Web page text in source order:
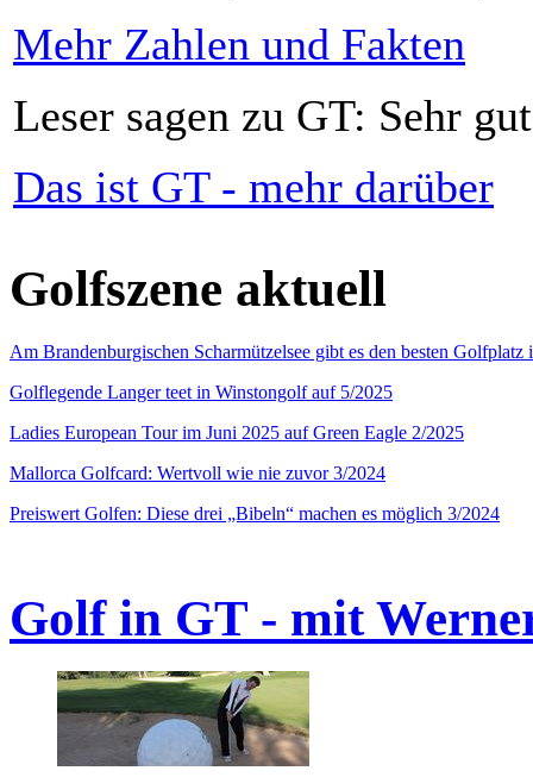
Mehr Zahlen und Fakten
Leser sagen zu GT: Sehr
Das ist GT - mehr darüber
Golfszene aktuell
Am Brandenburgischen Scharmützelsee gibt es den besten
Golflegende Langer teet in Winstongolf auf 5/2025
Ladies European Tour im Juni 2025 auf Green Eagle 2/2025
Mallorca Golfcard: Wertvoll wie nie zuvor 3/2024
Preiswert Golfen: Diese drei „Bibeln“ machen es möglich 3/2024
Golf in GT - mit